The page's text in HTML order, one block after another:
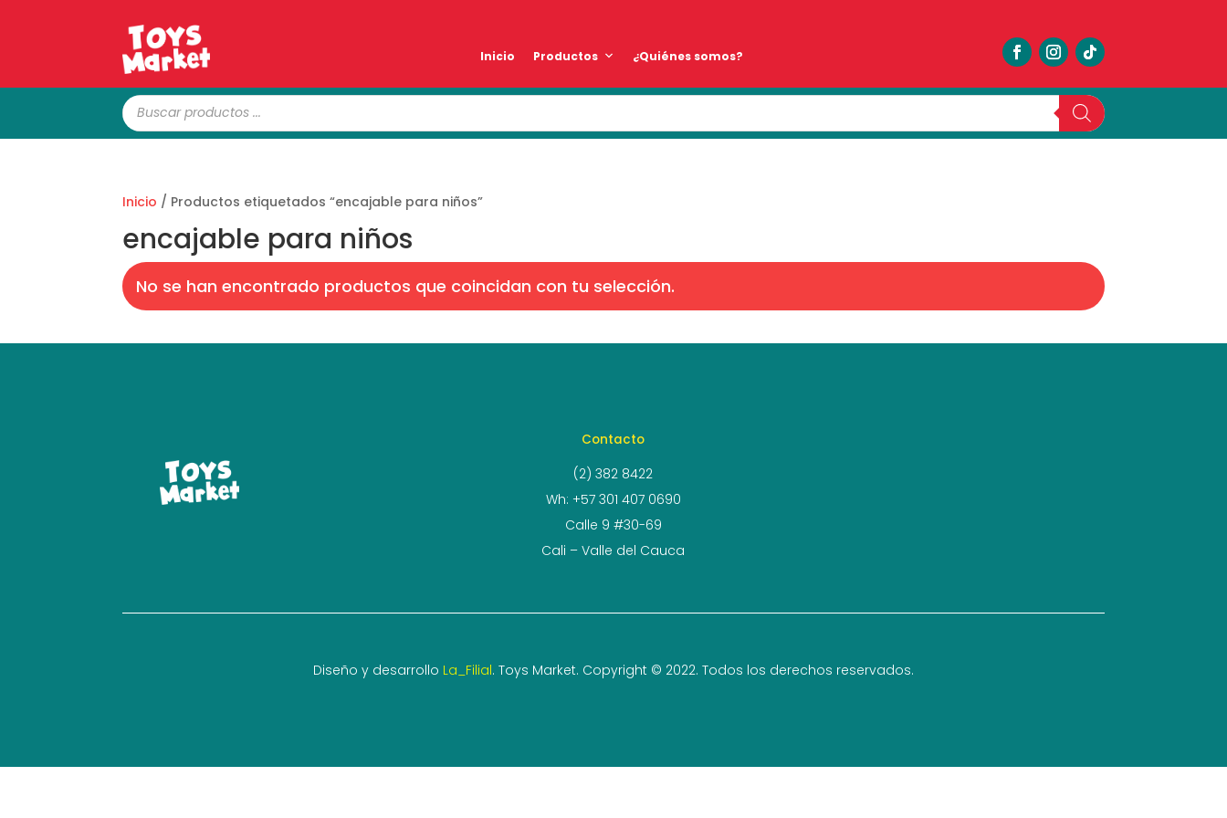
Inicio Productos ¿Quiénes somos?
Búsqueda
de
productos
Inicio / Productos etiquetados “encajable para niños”
encajable para niños
No se han encontrado productos que coincidan con tu selección.
Contacto
(2) 382 8422
Wh: +57 301 407 0690
Calle 9 #30-69
Cali – Valle del Cauca
Diseño y desarrollo La_Filial. Toys Market. Copyright © 2022. Todos los derechos reservados.